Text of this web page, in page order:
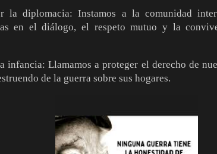
la diplomacia: Instamos a la comunidad
en el diálogo, el respeto mutuo y la
infancia: Llamamos a proteger el derecho de
de la guerra sobre sus hogares.